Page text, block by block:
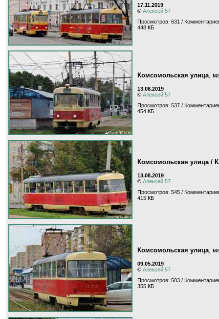
17.11.2019
© Алексей 57
Просмотров: 631 /
448 КБ
Комсомольская улица,
13.08.2019
© Алексей 57
Просмотров: 537 /
454 КБ
Комсомольская улица /
13.08.2019
© Алексей 57
Просмотров: 545 /
415 КБ
Комсомольская улица,
09.05.2019
© Алексей 57
Просмотров: 503 /
355 КБ